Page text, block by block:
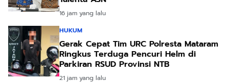
16 jam yang lalu
HUKUM
Gerak Cepat Tim URC Polresta Mataram
Ringkus Terduga Pencuri Helm di
Parkiran RSUD Provinsi NTB
21 jam yang lalu